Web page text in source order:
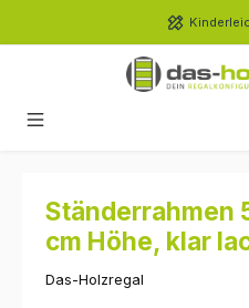
Zum Hauptinhalt springen
Ständerrahmen
cm Höhe, klar
Das-Holzregal